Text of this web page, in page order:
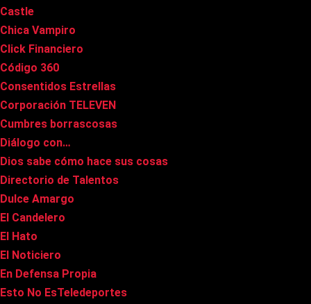
Castle
Chica Vampiro
Click Financiero
Código 360
Consentidos Estrellas
Corporación TELEVEN
Cumbres borrascosas
Diálogo con…
Dios sabe cómo hace sus cosas
Directorio de Talentos
Dulce Amargo
El Candelero
El Hato
El Noticiero
En Defensa Propia
Esto No EsTeledeportes